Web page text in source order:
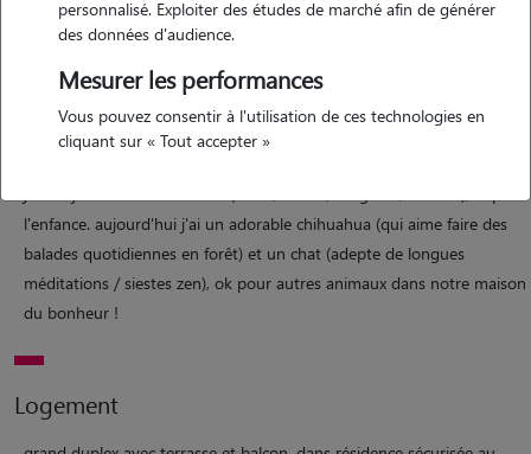
je me ferai un plaisir de leur apporter soins, sorties, câlins et réconfort
Expérience
l'enfance. aujourd'hui j'ai un adorable chihuahua (qui aime faire des
balades quotidiennes en forêt) et un chat (adepte de longues
méditations / siestes zen), ok pour autres animaux dans notre maison
du bonheur !
Logement
personnalisé. Exploiter des études de marché afin de générer
des données d'audience.
Mesurer les performances
Vous pouvez consentir à l'utilisation de ces technologies en
cliquant sur « Tout accepter »